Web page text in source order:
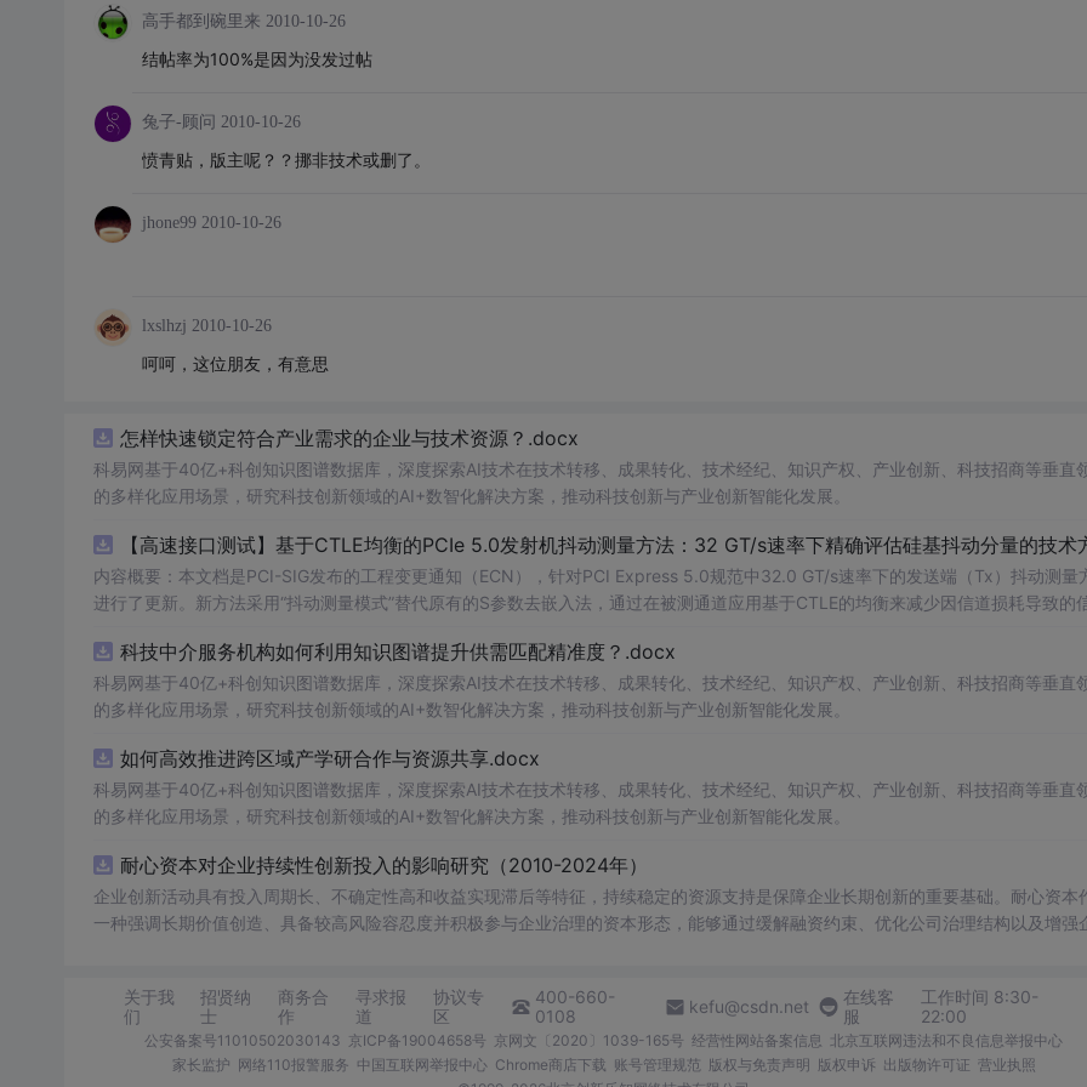
高手都到碗里来 2010-10-26
结帖率为100%是因为没发过帖
兔子-顾问 2010-10-26
愤青贴，版主呢？？挪非技术或删了。
jhone99 2010-10-26
lxslhzj 2010-10-26
呵呵，这位朋友，有意思
怎样快速锁定符合产业需求的企业与技术资源？.docx
科易网基于40亿+科创知识图谱数据库，深度探索AI技术在技术转移、成果转化、技术经纪、知识产权、产业创新、科技招商等垂直
的多样化应用场景，研究科技创新领域的AI+数智化解决方案，推动科技创新与产业创新智能化发展。
【高速接口测试】基于CTLE均衡的PCIe 5.0发射机抖动测量方法：32 GT/s速率下精确评估硅基抖动分量的技术
内容概要：本文档是PCI-SIG发布的工程变更通知（ECN），针对PCI Express 5.0规范中32.0 GT/s速率下的发送端（Tx）抖动测量
进行了更新。新方法采用“抖动测量模式”替代原有的S参数去嵌入法，通过在被测通道应用基于CTLE的均衡来减少因信道损耗导致的
去嵌入过程中高频噪声放大带来的测量不准确性。对于2.5至16.0 GT/s速率，原有测量方法保持不变。; 适合人群：从事高速接口设计、验
证或测试的工程师，尤其是涉及PC
科技中介服务机构如何利用知识图谱提升供需匹配精准度？.docx
科易网基于40亿+科创知识图谱数据库，深度探索AI技术在技术转移、成果转化、技术经纪、知识产权、产业创新、科技招商等垂直
的多样化应用场景，研究科技创新领域的AI+数智化解决方案，推动科技创新与产业创新智能化发展。
如何高效推进跨区域产学研合作与资源共享.docx
科易网基于40亿+科创知识图谱数据库，深度探索AI技术在技术转移、成果转化、技术经纪、知识产权、产业创新、科技招商等垂直
的多样化应用场景，研究科技创新领域的AI+数智化解决方案，推动科技创新与产业创新智能化发展。
耐心资本对企业持续性创新投入的影响研究（2010-2024年）
企业创新活动具有投入周期长、不确定性高和收益实现滞后等特征，持续稳定的资源支持是保障企业长期创新的重要基础。耐心资本
一种强调长期价值创造、具备较高风险容忍度并积极参与企业治理的资本形态，能够通过缓解融资约束、优化公司治理结构以及增强
归实证检验，基准回归结果显示，耐心资本能显著促进企业持续性创新，数据集含原始数据、处理代码、基准回归实证结果 关键指标构
建： 1.耐心资本：本文从稳定型股权和关系型债权两个维度刻画企业耐心资本水平，并采用熵权法对两个指标进行加权整合，构建综合耐
心资本指数。其中，稳定型股权参考温磊和李思飞（2024）的研究，以长期机构投资者持股比例作为衡量指标；关系型债权参考吴
（2022）、姜中裕（2024）的研究，采用上市公司长期负债占负债总额的比例衡量 2.企业持续性创新：基于研发投入三期动态变化构
关于我
们
招贤纳
士
商务合
作
寻求报
道
协议专
区
400-660-
0108
kefu@csdn.net
在线客
服
工作时间 8:30-
22:00
公安备案号11010502030143 京ICP备19004658号 京网文〔2020〕1039-165号 经营性网站备案信息
北京互联网违法和不良信息举报中心
家长监护 网络110报警服务 中国互联网举报中心 Chrome商店下载 账号管理规范 版权与免责声明 版权申诉 出版物许可证 营业执照